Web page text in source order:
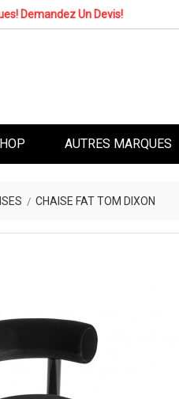
Demandez Un Devis!
AUTRES MARQUES
CHAISE FAT TOM DIXON